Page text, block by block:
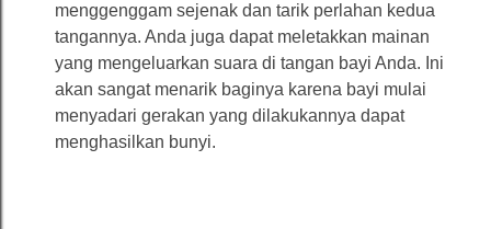
menggenggam sejenak dan tarik perlahan kedua
tangannya. Anda juga dapat meletakkan mainan
yang mengeluarkan suara di tangan bayi Anda. Ini
akan sangat menarik baginya karena bayi mulai
menyadari gerakan yang dilakukannya dapat
menghasilkan bunyi.